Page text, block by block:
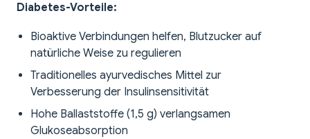
Diabetes-Vorteile:
Bioaktive Verbindungen helfen, Blutzucker auf
natürliche Weise zu regulieren
Traditionelles ayurvedisches Mittel zur
Verbesserung der Insulinsensitivität
Hohe Ballaststoffe (1,5 g) verlangsamen
Glukoseabsorption